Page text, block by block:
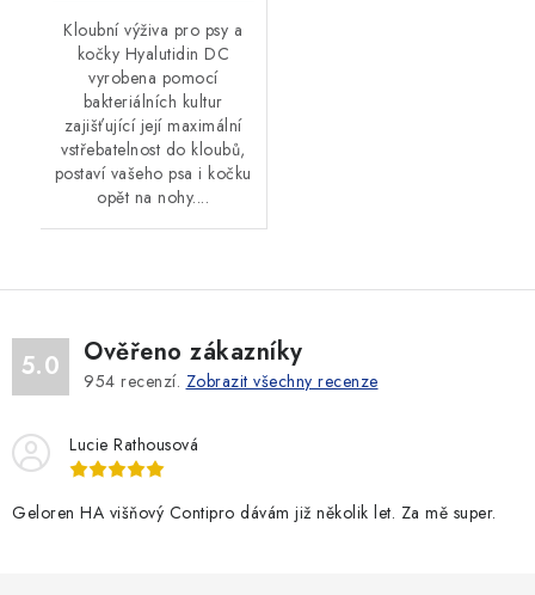
Kloubní výživa pro psy a
kočky Hyalutidin DC
vyrobena pomocí
bakteriálních kultur
zajišťující její maximální
vstřebatelnost do kloubů,
postaví vašeho psa i kočku
opět na nohy....
5.0 Ověřeno zákazníky
954 recenzí. Zobrazit všechny recenze
Lucie Rathousová
Geloren HA višňový Contipro dávám již několik let. Za mě super.